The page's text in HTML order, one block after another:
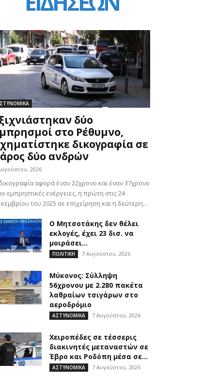
δύο
στο Ρέθυμνο,
δικογραφία σε
δύο ανδρών
2026
αφορά έναν 22χρονο και έναν 37χρονο
εμπρηστικές ενέργειες, η πρώτη στις 24
του 2025 σε επιχείρηση και η δεύτερη...
Ο Μητσοτάκης δεν θέλει
εκλογές, έχει 23 δισ. να
μοιράσει…
ΠΟΛΙΤΙΚΗ 7 Αυγούστου, 2026
Μύκονος: Σύλληψη
56χρονου με 2.280 πακέτα
λαθραίων τσιγάρων στο
αεροδρόμιο
ΑΣΤΥΝΟΜΙΚΑ 7 Αυγούστου, 2026
Χειροπέδες σε τέσσερις
διακινητές μεταναστών σε
Έβρο και Ροδόπη μέσα σε...
ΑΣΤΥΝΟΜΙΚΑ 7 Αυγούστου, 2026